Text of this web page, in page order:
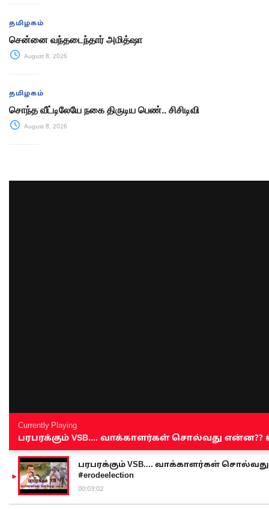
தமிழகம்
சென்னை வந்தடைந்தார் அமித்ஷா
August 8, 2026
தமிழகம்
சொந்த வீட்டிலேயே நகை திருடிய பெண்.. சிசிடிவி
August 8, 2026
Currently Playing
பரபரக்கும் VSB.... வாக்காளர்கள் சொல்வது என்ன??
பரபரக்கும் VSB.... வாக்காளர்கள் சொல்வது
#erodeelection
00:03:02